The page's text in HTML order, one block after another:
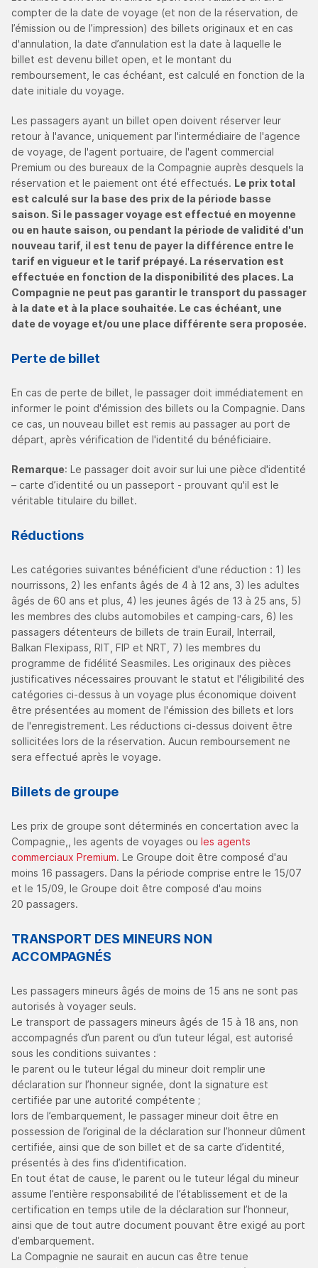
compter de la date de voyage (et non de la réservation, de
l’émission ou de l’impression) des billets originaux et en cas
d'annulation, la date d’annulation est la date à laquelle le
billet est devenu billet open, et le montant du
remboursement, le cas échéant, est calculé en fonction de la
date initiale du voyage.
Les passagers ayant un billet open doivent réserver leur
retour à l'avance, uniquement par l'intermédiaire de l'agence
de voyage, de l'agent portuaire, de l'agent commercial
Premium ou des bureaux de la Compagnie auprès desquels la
réservation et le paiement ont été effectués. Le prix total
est calculé sur la base des prix de la période basse
saison. Si le passager voyage est effectué en moyenne
ou en haute saison, ou pendant la période de validité d'un
nouveau tarif, il est tenu de payer la différence entre le
tarif en vigueur et le tarif prépayé. La réservation est
effectuée en fonction de la disponibilité des places. La
Compagnie ne peut pas garantir le transport du passager
à la date et à la place souhaitée. Le cas échéant, une
date de voyage et/ou une place différente sera proposée.
Perte de billet
En cas de perte de billet, le passager doit immédiatement en
informer le point d'émission des billets ou la Compagnie. Dans
ce cas, un nouveau billet est remis au passager au port de
départ, après vérification de l'identité du bénéficiaire.
Remarque: Le passager doit avoir sur lui une pièce d'identité
– carte d’identité ou un passeport - prouvant qu'il est le
véritable titulaire du billet.
Réductions
Les catégories suivantes bénéficient d'une réduction : 1) les
nourrissons, 2) les enfants âgés de 4 à 12 ans, 3) les adultes
âgés de 60 ans et plus, 4) les jeunes âgés de 13 à 25 ans, 5)
les membres des clubs automobiles et camping-cars, 6) les
passagers détenteurs de billets de train Eurail, Interrail,
Balkan Flexipass, RIT, FIP et NRT, 7) les membres du
programme de fidélité Seasmiles. Les originaux des pièces
justificatives nécessaires prouvant le statut et l'éligibilité des
catégories ci-dessus à un voyage plus économique doivent
être présentées au moment de l'émission des billets et lors
de l'enregistrement. Les réductions ci-dessus doivent être
sollicitées lors de la réservation. Aucun remboursement ne
sera effectué après le voyage.
Billets de groupe
Les prix de groupe sont déterminés en concertation avec la
Compagnie,, les agents de voyages ou les agents
commerciaux Premium. Le Groupe doit être composé d'au
moins 16 passagers. Dans la période comprise entre le 15/07
et le 15/09, le Groupe doit être composé d'au moins
20 passagers.
TRANSPORT DES MINEURS NON
ACCOMPAGNÉS
Les passagers mineurs âgés de moins de 15 ans ne sont pas
autorisés à voyager seuls.
Le transport de passagers mineurs âgés de 15 à 18 ans, non
accompagnés d’un parent ou d’un tuteur légal, est autorisé
sous les conditions suivantes :
le parent ou le tuteur légal du mineur doit remplir une
déclaration sur l’honneur signée, dont la signature est
certifiée par une autorité compétente ;
lors de l’embarquement, le passager mineur doit être en
possession de l’original de la déclaration sur l’honneur dûment
certifiée, ainsi que de son billet et de sa carte d’identité,
présentés à des fins d’identification.
En tout état de cause, le parent ou le tuteur légal du mineur
assume l’entière responsabilité de l’établissement et de la
certification en temps utile de la déclaration sur l’honneur,
ainsi que de tout autre document pouvant être exigé au port
d’embarquement.
La Compagnie ne saurait en aucun cas être tenue